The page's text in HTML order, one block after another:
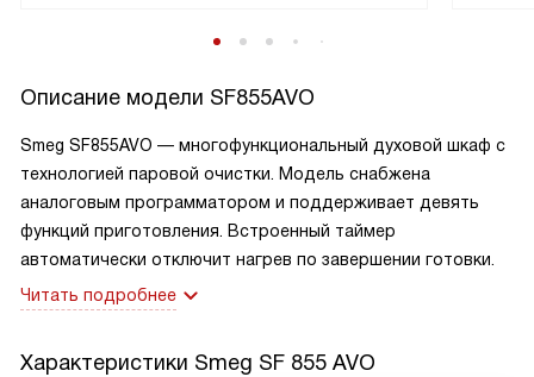
Описание модели SF855AVO
Smeg SF855AVO — многофункциональный духовой шкаф с
технологией паровой очистки. Модель снабжена
аналоговым программатором и поддерживает девять
функций приготовления. Встроенный таймер
автоматически отключит нагрев по завершении готовки.
Читать подробнее
Характеристики Smeg SF 855 AVO